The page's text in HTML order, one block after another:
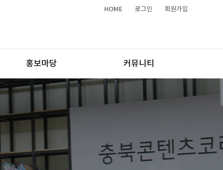
HOME 로그인 회원가입
홍보마당 커뮤니티